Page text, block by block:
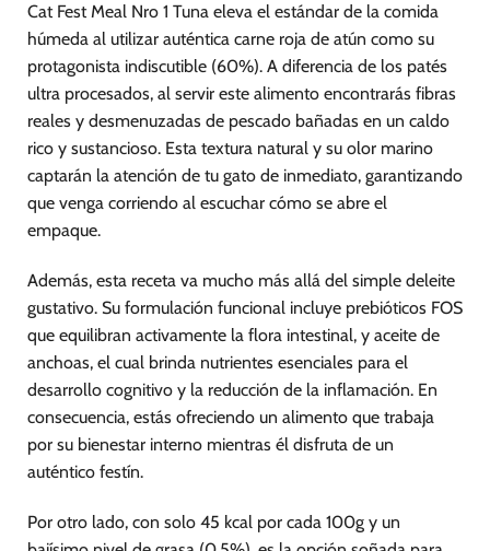
Cat Fest Meal Nro 1 Tuna eleva el estándar de la comida
húmeda al utilizar auténtica carne roja de atún como su
protagonista indiscutible (60%). A diferencia de los patés
ultra procesados, al servir este alimento encontrarás fibras
reales y desmenuzadas de pescado bañadas en un caldo
rico y sustancioso. Esta textura natural y su olor marino
captarán la atención de tu gato de inmediato, garantizando
que venga corriendo al escuchar cómo se abre el
empaque.
Además, esta receta va mucho más allá del simple deleite
gustativo. Su formulación funcional incluye prebióticos FOS
que equilibran activamente la flora intestinal, y aceite de
anchoas, el cual brinda nutrientes esenciales para el
desarrollo cognitivo y la reducción de la inflamación. En
consecuencia, estás ofreciendo un alimento que trabaja
por su bienestar interno mientras él disfruta de un
auténtico festín.
Por otro lado, con solo 45 kcal por cada 100g y un